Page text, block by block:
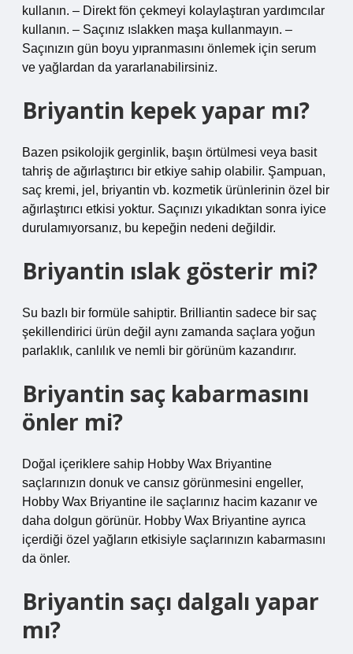
kullanın. – Direkt fön çekmeyi kolaylaştıran yardımcılar
kullanın. – Saçınız ıslakken maşa kullanmayın. –
Saçınızın gün boyu yıpranmasını önlemek için serum
ve yağlardan da yararlanabilirsiniz.
Briyantin kepek yapar mı?
Bazen psikolojik gerginlik, başın örtülmesi veya basit
tahriş de ağırlaştırıcı bir etkiye sahip olabilir. Şampuan,
saç kremi, jel, briyantin vb. kozmetik ürünlerinin özel bir
ağırlaştırıcı etkisi yoktur. Saçınızı yıkadıktan sonra iyice
durulamıyorsanız, bu kepeğin nedeni değildir.
Briyantin ıslak gösterir mi?
Su bazlı bir formüle sahiptir. Brilliantin sadece bir saç
şekillendirici ürün değil aynı zamanda saçlara yoğun
parlaklık, canlılık ve nemli bir görünüm kazandırır.
Briyantin saç kabarmasını
önler mi?
Doğal içeriklere sahip Hobby Wax Briyantine
saçlarınızın donuk ve cansız görünmesini engeller,
Hobby Wax Briyantine ile saçlarınız hacim kazanır ve
daha dolgun görünür. Hobby Wax Briyantine ayrıca
içerdiği özel yağların etkisiyle saçlarınızın kabarmasını
da önler.
Briyantin saçı dalgalı yapar
mı?